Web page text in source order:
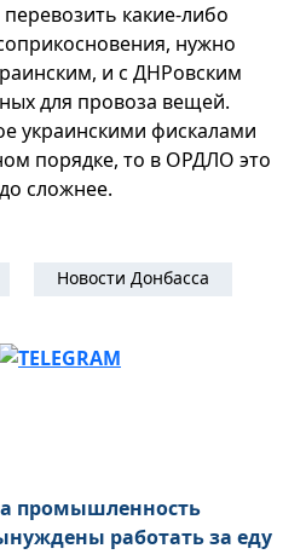
какие-либо
нужно
и с ДНРовским
для провоза вещей.
украинскими фискалами
порядке, то в ОРДЛО это
сложнее.
Новости Донбасса
промышленность
работать за еду